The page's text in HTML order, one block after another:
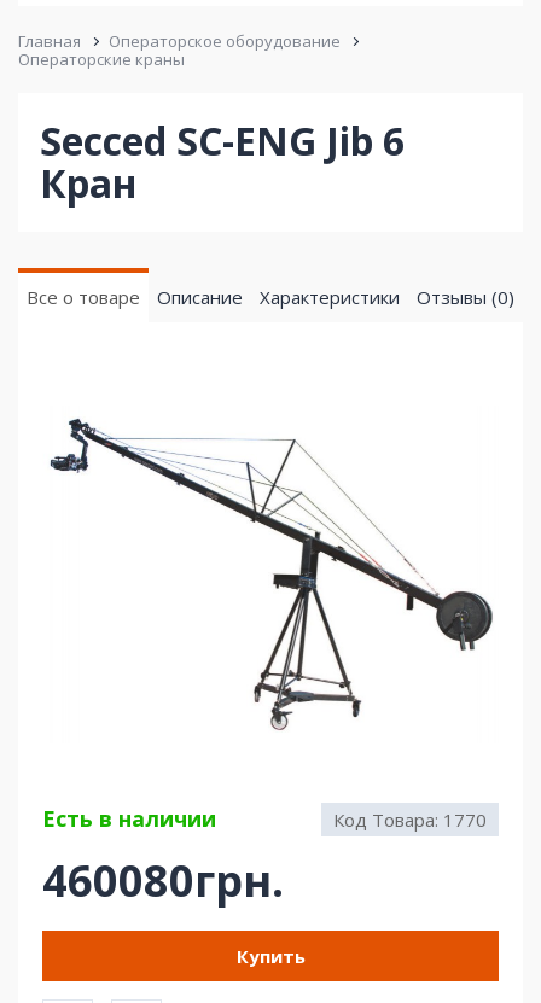
Главная
Операторское оборудование
Операторские краны
Secced SC-ENG Jib 6
Кран
Все о товаре Описание Характеристики Отзывы (0)
Есть в наличии Код Товара: 1770
460080грн.
Купить